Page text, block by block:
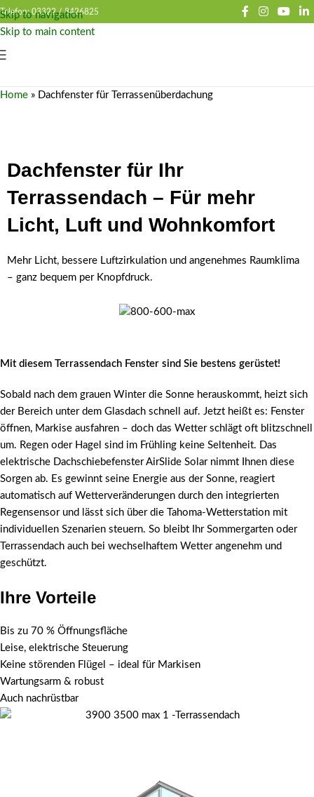
Skip to navigation
Skip to main content
Telefon: 03322 /8426825
Home » Dachfenster für Terrassenüberdachung
Dachfenster für Ihr
Terrassendach – Für mehr
Licht, Luft und Wohnkomfort
Mehr Licht, bessere Luftzirkulation und angenehmes Raumklima
– ganz bequem per Knopfdruck.
Mit diesem Terrassendach Fenster sind Sie bestens gerüstet!
Sobald nach dem grauen Winter die Sonne herauskommt, heizt sich
der Bereich unter dem Glasdach schnell auf. Jetzt heißt es: Fenster
öffnen, Markise ausfahren – doch das Wetter schlägt oft blitzschnell
um. Regen oder Hagel sind im Frühling keine Seltenheit. Das
elektrische Dachschiebefenster AirSlide Solar nimmt Ihnen diese
Sorgen ab. Es gewinnt seine Energie aus der Sonne, reagiert
automatisch auf Wetterveränderungen durch den integrierten
Regensensor und lässt sich über die Tahoma-Wetterstation mit
individuellen Szenarien steuern. So bleibt Ihr Sommergarten oder
Terrassendach auch bei wechselhaftem Wetter angenehm und
geschützt.
Ihre Vorteile
Bis zu 70 % Öffnungsfläche
Leise, elektrische Steuerung
Keine störenden Flügel – ideal für Markisen
Wartungsarm & robust
Auch nachrüstbar